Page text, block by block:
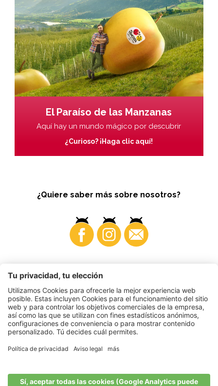
El Paraíso de las Manzanas
Aquí hay un mundo mágico por descubrir
¿Curioso? ¡Haga clic aquí!
¿Quiere saber más sobre nosotros?
Business
© 2026 VI.P coop. soc. agricola
Statement•Sitemap